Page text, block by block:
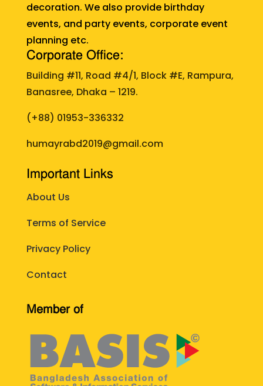
decoration. We also provide birthday
events, and party events, corporate event
planning etc.
Corporate Office:
Building #11, Road #4/1, Block #E, Rampura,
Banasree, Dhaka – 1219.
(+88) 01953-336332
humayrabd2019@gmail.com
Important Links
About Us
Terms of Service
Privacy Policy
Contact
Member of